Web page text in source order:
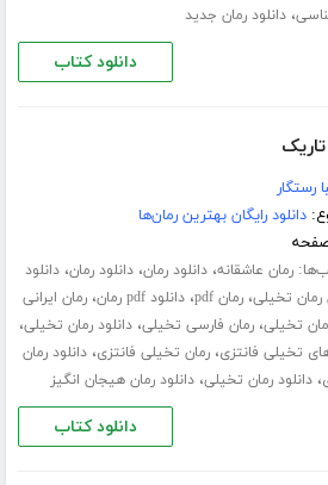
،دانلود رمان جدید
دانلود کتاب
رستگار
دانلود رایگان بهترین رمان‌ها
رمان عاشقانه،دانلود رمان،دانلود رمان،دانلود
رمان تخیلی،رمان pdf ،دانلود pdf رمان ،رمان ایرانی
تخیلی،رمان فارسی تخیلی،دانلود رمان تخیلی،
تخیلی فانتزی،رمان تخیلی فانتزی،دانلود رمان
،دانلود رمان تخیلی،دانلود رمان هیجان انگیز
دانلود کتاب